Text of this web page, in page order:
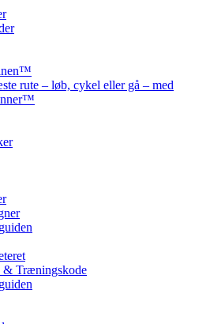
rute – løb, cykel eller gå – med
Træningskode